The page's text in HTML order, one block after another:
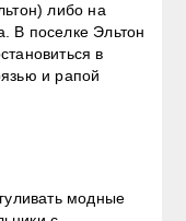
либо на
В поселке Эльтон
в
и рапой
модные